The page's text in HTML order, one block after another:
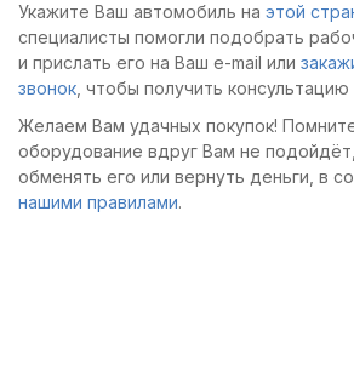
Укажите Ваш автомобиль на этой
специалисты помогли подобрать
и прислать его на Ваш e-mail или
звонок , чтобы получить
Желаем Вам удачных покупок!
оборудование вдруг Вам не
обменять его или вернуть деньги, в
нашими правилами.